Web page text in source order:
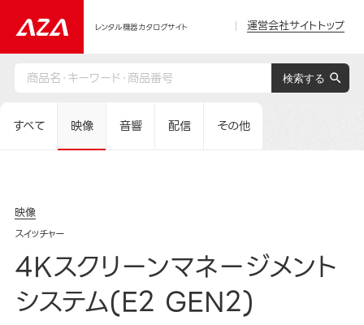
レンタル機器カタログサイト 運営会社サイトトップ
すべて 映像 音響 配信 その他
映像
スイッチャー
4Kスクリーンマネージメント
システム(E2 GEN2)